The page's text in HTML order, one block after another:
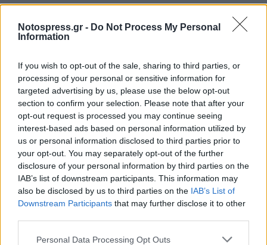
Notospress.gr - Do Not Process My Personal
Information
If you wish to opt-out of the sale, sharing to third parties, or
processing of your personal or sensitive information for
targeted advertising by us, please use the below opt-out
section to confirm your selection. Please note that after your
opt-out request is processed you may continue seeing
interest-based ads based on personal information utilized by
us or personal information disclosed to third parties prior to
your opt-out. You may separately opt-out of the further
disclosure of your personal information by third parties on the
IAB’s list of downstream participants. This information may
also be disclosed by us to third parties on the IAB’s List of
Downstream Participants that may further disclose it to other
Personal Data Processing Opt Outs